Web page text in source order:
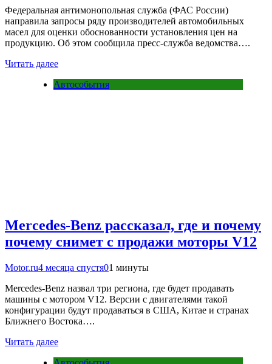
Федеральная антимонопольная служба (ФАС России)
направила запросы ряду производителей автомобильных
масел для оценки обоснованности установления цен на
продукцию. Об этом сообщила пресс-служба ведомства….
Читать далее
Автособытия
Mercedes-Benz рассказал, где и почему
почему снимет с продажи моторы V12
Motor.ru4 месяца спустя01 минуты
Mercedes-Benz назвал три региона, где будет продавать
машины с мотором V12. Версии с двигателями такой
конфигурации будут продаваться в США, Китае и странах
Ближнего Востока….
Читать далее